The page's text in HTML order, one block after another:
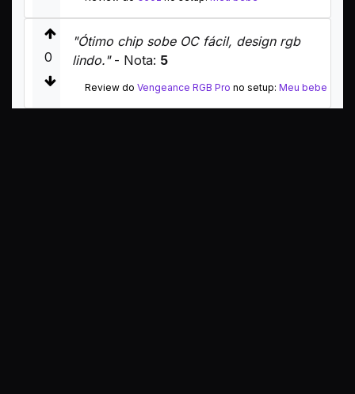
0
"Ótimo chip sobe OC fácil, design rgb
lindo."- Nota: 5
Review do Vengeance RGB Pro no setup: Meu bebe